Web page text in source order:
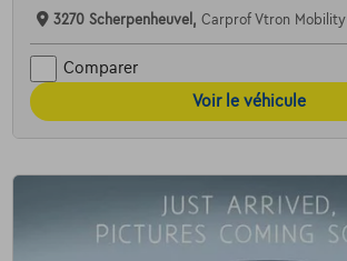
3270 Scherpenheuvel, Carprof Vtron Mobility
Comparer
Voir le véhicule